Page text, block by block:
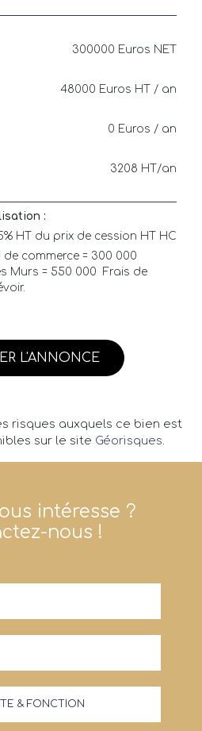
300000 Euros NET
48000 Euros HT / an
0 Euros / an
3208 HT/an
:
HT du prix de cession HT HC
de commerce = 300 000 
Murs = 550 000  Frais de
L'ANNONCE
risques auxquels ce bien est
sur le site Géorisques
intéresse ?
nous !